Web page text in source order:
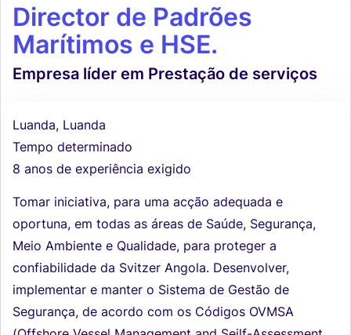
Director de Padrões
Marítimos e HSE.
Empresa líder em Prestação de serviços
Luanda, Luanda
Tempo determinado
8 anos de experiência exigido
Tomar iniciativa, para uma acção adequada e
oportuna, em todas as áreas de Saúde, Segurança,
Meio Ambiente e Qualidade, para proteger a
confiabilidade da Svitzer Angola. Desenvolver,
implementar e manter o Sistema de Gestão de
Segurança, de acordo com os Códigos OVMSA